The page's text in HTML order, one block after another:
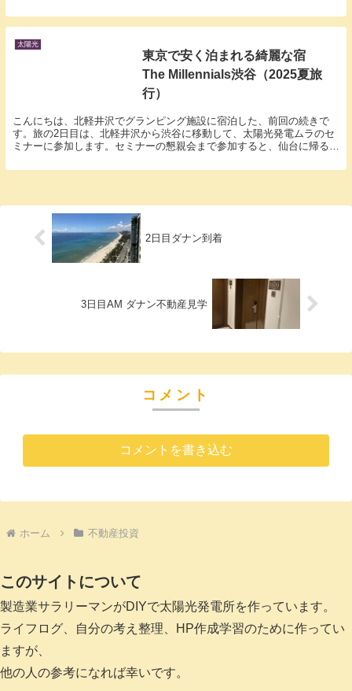
たいすごい人について記事にしようと思い
ます。第1位 太陽光発電ムラ太陽光発電
太陽光
東京で安く泊まれる綺麗な宿
The Millennials渋谷（2025夏旅
行）
こんにちは、北軽井沢でグランピング施設に宿泊した、前回の続きで
す。旅の2日目は、北軽井沢から渋谷に移動して、太陽光発電ムラのセ
ミナーに参加します。セミナーの懇親会まで参加すると、仙台に帰るの
2日目ダナン到着
3日目AM ダナン不動産見学
コメント
コメントを書き込む
ホーム 不動産投資
このサイトについて
製造業サラリーマンがDIYで太陽光発電所を作っています。
ライフログ、自分の考え整理、HP作成学習のために作ってい
ますが、
他の人の参考になれば幸いです。